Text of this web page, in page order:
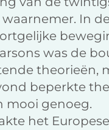
In
was de
theorieën,
beperkte
mooi genoeg.
het Europese